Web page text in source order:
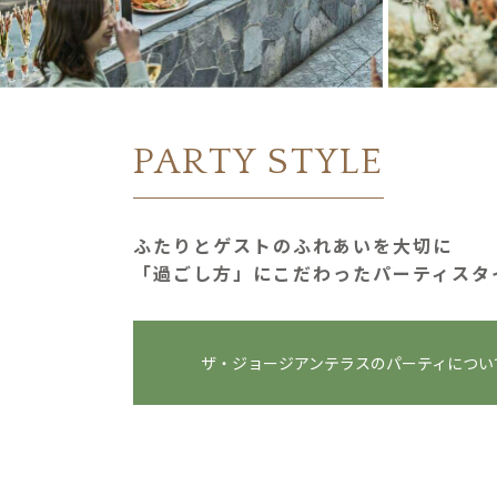
PARTY STYLE
ふたりとゲストのふれあいを大切に
「過ごし⽅」にこだわったパーティス
ザ・ジョージアンテラスのパーティにつ